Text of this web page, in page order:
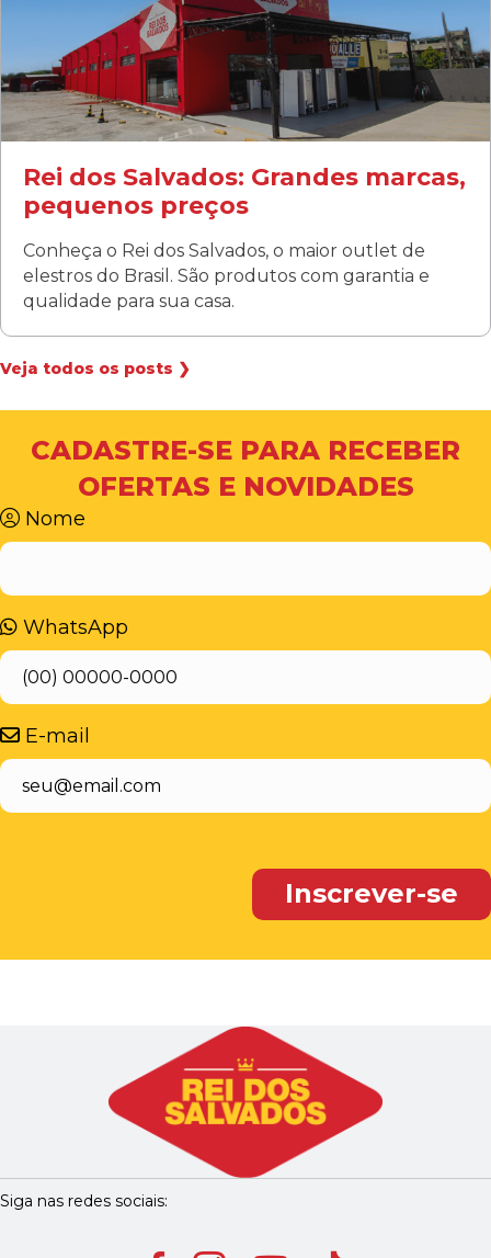
Segunda a sábado: 09h00 às 19h00
Domingo: FECHADA
ÚLTIMOS DIAS DE LIQUIDAÇÃO!
(41) 3411-1754
(41) 99249-4620
Rei dos Salvados: Grandes marcas,
pequenos preços
Conheça o Rei dos Salvados, o maior outlet de
elestros do Brasil. São produtos com garantia e
qualidade para sua casa.
Veja todos os posts ❯
CADASTRE-SE PARA RECEBER
OFERTAS E NOVIDADES
Nome
WhatsApp
E-mail
Siga nas redes sociais: